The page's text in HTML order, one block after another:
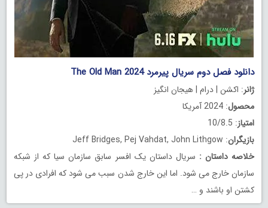
دانلود فصل دوم سریال پیرمرد The Old Man 2024
ژانر: اکشن | درام | هیجان انگیز
محصول: 2024 آمریکا
امتیاز: 10/8.5
بازیگران: Jeff Bridges, Pej Vahdat, John Lithgow
خلاصه داستان : سریال داستان یک افسر سابق سازمان سیا که از شبکه
سازمان خارج می شود. اما این خارج شدن سبب می شود که افرادی در پی
کشتن او باشند و …